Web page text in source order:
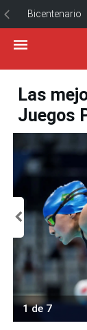
Bicentenario
Las
Juegos
1 de 7